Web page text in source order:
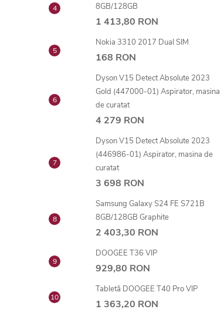
8GB/128GB
1 413,80 RON
Nokia 3310 2017 Dual SIM
168 RON
Dyson V15 Detect Absolute 2023
Gold (447000-01) Aspirator, masina
de curatat
4 279 RON
Dyson V15 Detect Absolute 2023
(446986-01) Aspirator, masina de
curatat
3 698 RON
Samsung Galaxy S24 FE S721B
8GB/128GB Graphite
2 403,30 RON
DOOGEE T36 VIP
929,80 RON
Tabletă DOOGEE T40 Pro VIP
1 363,20 RON